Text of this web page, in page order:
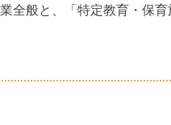
全般と、「特定教育・保